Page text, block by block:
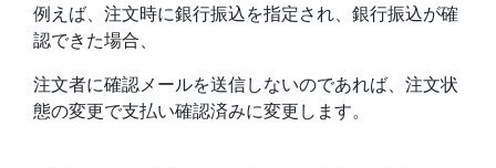
例えば、注文時に銀行振込を指定され、銀行振込が確
認できた場合、
注文者に確認メールを送信しないのであれば、注文状
態の変更で支払い確認済みに変更します。